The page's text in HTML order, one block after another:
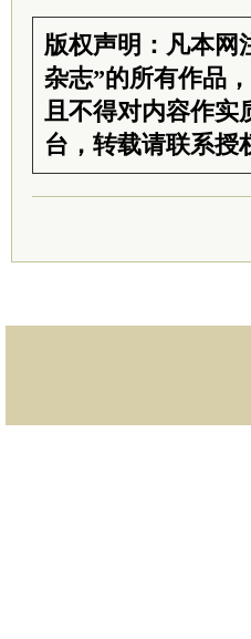
版权声明：凡本网
杂志”的所有作品
且不得对内容作实
台，转载请联系授